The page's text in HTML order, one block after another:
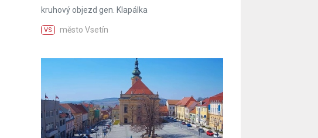
kruhový objezd gen. Klapálka
VS město Vsetín